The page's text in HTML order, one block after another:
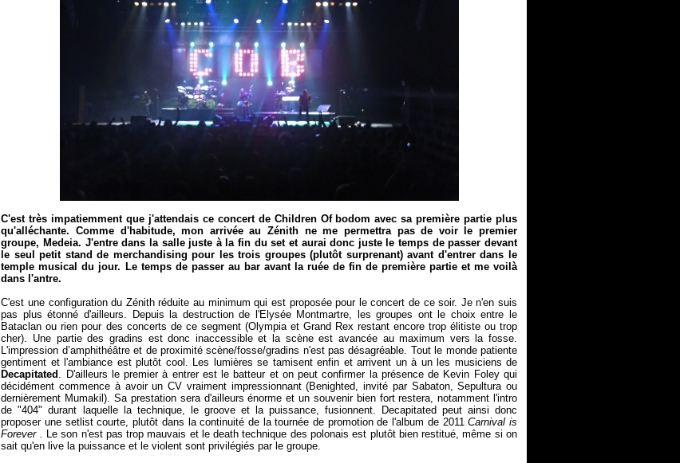
C'est très impatiemment que j'attendais ce concert de Children Of bodom avec sa première partie plus
qu'alléchante. Comme d'habitude, mon arrivée au Zénith ne me permettra pas de voir le premier
groupe, Medeia. J'entre dans la salle juste à la fin du set et aurai donc juste le temps de passer devant
le seul petit stand de merchandising pour les trois groupes (plutôt surprenant) avant d'entrer dans le
temple musical du jour. Le temps de passer au bar avant la ruée de fin de première partie et me voilà
dans l'antre.
C'est une configuration du Zénith réduite au minimum qui est proposée pour le concert de ce soir. Je n'en suis
pas plus étonné d'ailleurs. Depuis la destruction de l'Elysée Montmartre, les groupes ont le choix entre le
Bataclan ou rien pour des concerts de ce segment (Olympia et Grand Rex restant encore trop élitiste ou trop
cher). Une partie des gradins est donc inaccessible et la scène est avancée au maximum vers la fosse.
L'impression d’amphithéâtre et de proximité scène/fosse/gradins n'est pas désagréable. Tout le monde patiente
gentiment et l'ambiance est plutôt cool. Les lumières se tamisent enfin et arrivent un à un les musiciens de
Decapitated . D'ailleurs le premier à entrer est le batteur et on peut confirmer la présence de Kevin Foley qui
décidément commence à avoir un CV vraiment impressionnant (Benighted, invité par Sabaton, Sepultura ou
dernièrement Mumakil). Sa prestation sera d'ailleurs énorme et un souvenir bien fort restera, notamment l'intro
de "404" durant laquelle la technique, le groove et la puissance, fusionnent. Decapitated peut ainsi donc
proposer une setlist courte, plutôt dans la continuité de la tournée de promotion de l'album de 2011Carnival is
Forever . Le son n'est pas trop mauvais et le death technique des polonais est plutôt bien restitué, même si on
sait qu'en live la puissance et le violent sont privilégiés par le groupe.